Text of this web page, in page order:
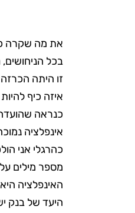
את מה שקרה
בכל
זו היתה
איזה כיף
כנראה
אינפלציה
כהרגלי אני הולכת 2 צעדים אחורה
מספר מילים
האינפלציה
היעד של בנק